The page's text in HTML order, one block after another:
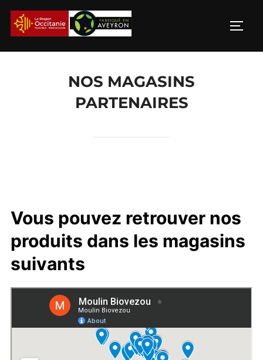
Aller
NOS MAGASINS
PARTENAIRES
Vous pouvez retrouver nos
produits dans les magasins
suivants